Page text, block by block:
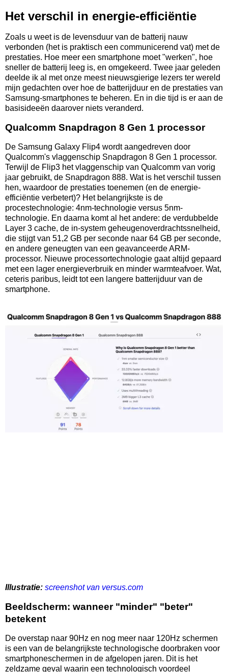
Het verschil in energie-efficiëntie
Zoals u weet is de levensduur van de batterij nauw
verbonden (het is praktisch een communicerend vat) met de
prestaties. Hoe meer een smartphone moet "werken", hoe
sneller de batterij leeg is, en omgekeerd. Twee jaar geleden
deelde ik al met onze meest nieuwsgierige lezers ter wereld
mijn gedachten over hoe de batterijduur en de prestaties van
Samsung-smartphones te beheren. En in die tijd is er aan de
basisideeën daarover niets veranderd.
Qualcomm Snapdragon 8 Gen 1 processor
De Samsung Galaxy Flip4 wordt aangedreven door
Qualcomm's vlaggenschip Snapdragon 8 Gen 1 processor.
Terwijl de Flip3 het vlaggenschip van Qualcomm van vorig
jaar gebruikt, de Snapdragon 888. Wat is het verschil tussen
hen, waardoor de prestaties toenemen (en de energie-
efficiëntie verbetert)? Het belangrijkste is de
procestechnologie: 4nm-technologie versus 5nm-
technologie. En daarna komt al het andere: de verdubbelde
Layer 3 cache, de in-system geheugenoverdrachtssnelheid,
die stijgt van 51,2 GB per seconde naar 64 GB per seconde,
en andere geneugten van een geavanceerde ARM-
processor. Nieuwe processortechnologie gaat altijd gepaard
met een lager energieverbruik en minder warmteafvoer. Wat,
ceteris paribus, leidt tot een langere batterijduur van de
smartphone.
Illustratie: screenshot van versus.com
Beeldscherm: wanneer "minder" "beter"
betekent
De overstap naar 90Hz en nog meer naar 120Hz schermen
is een van de belangrijkste technologische doorbraken voor
smartphoneschermen in de afgelopen jaren. Dit is het
zeldzame geval waarin een technologisch voordeel